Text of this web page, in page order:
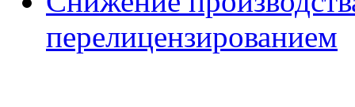
перелицензированием